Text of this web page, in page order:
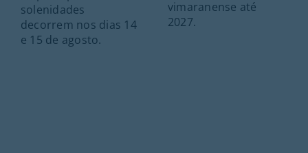
solenidades
decorrem nos dias 14
e 15 de agosto.
vimaranense até
2027.